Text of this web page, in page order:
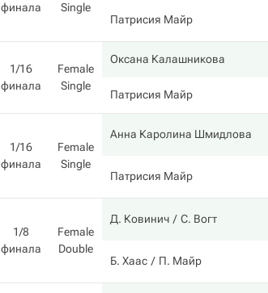
финала
Single
Патрисия Майр
1/16
финала
Female
Single
Оксана Калашникова
Патрисия Майр
1/16
финала
Female
Single
Анна Каролина Шмидлова
Патрисия Майр
1/8
финала
Female
Double
Д. Ковинич С. Вогт
Б. Хаас П. Майр